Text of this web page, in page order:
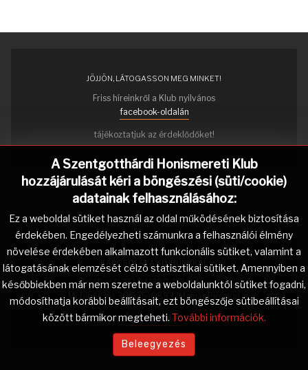
A Szentgotthárdi Honismereti Klub
hozzájárulását kéri a böngészési (süti/cookie)
adatainak felhasználásához:
Ez a weboldal sütiket használ az oldal működésének biztosítása
érdekében. Engedélyezheti számunkra a felhasználói élmény
növelése érdekében alkalmazott funkcionális sütiket, valamint a
látogatásának elemzését célzó statisztikai sütiket. Amennyiben a
későbbiekben már nem szeretne a weboldalunktól sütiket fogadni,
módosíthatja korábbi beállításait, ezt böngészője sütibeállításai
között bármikor megteheti. További információk.
Beleegyezés
JÖJJÖN, LÁTOGASSON MEG MINKET!
Friss híreinkről a Klub nyilvános
facebook-oldalán
tájékoztatjuk az érdeklődőket!
KAPCSOLAT A KLUBUNKKAL
Telefon: (+36) 94/380-113 (könyvtár)
Mobil: (+36) 30/575-0893 (Molnár Piroska)
Írjon üzenetet!